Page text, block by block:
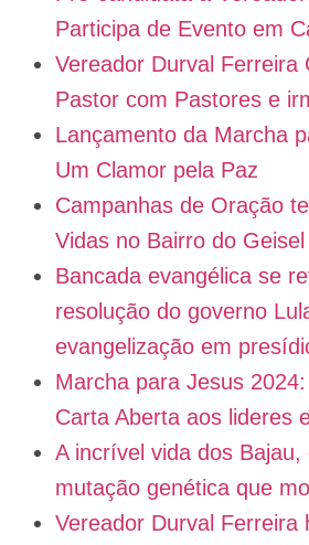
Participa de Evento em
Vereador Durval Ferreira
Pastor com Pastores e
Lançamento da Marcha
Um Clamor pela Paz
Campanhas de Oração
Vidas no Bairro do Geisel
Bancada evangélica se
resolução do governo
evangelização em
Marcha para Jesus
Carta Aberta aos lideres
A incrível vida dos Bajau,
mutação genética que
Vereador Durval Ferreira